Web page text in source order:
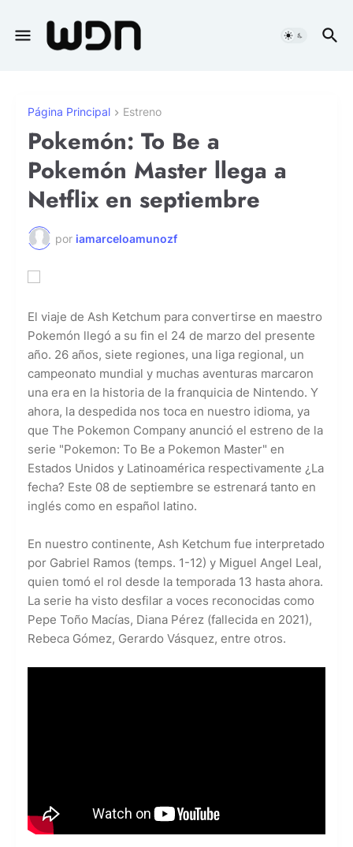
Página Principal Estreno
Pokemón: To Be a
Pokemón Master llega a
Netflix en septiembre
por iamarceloamunozf
El viaje de Ash Ketchum para convertirse en maestro
Pokemón llegó a su fin el 24 de marzo del presente
año. 26 años, siete regiones, una liga regional, un
campeonato mundial y muchas aventuras marcaron
una era en la historia de la franquicia de Nintendo. Y
ahora, la despedida nos toca en nuestro idioma, ya
que The Pokemon Company anunció el estreno de la
serie "Pokemon: To Be a Pokemon Master" en
Estados Unidos y Latinoamérica respectivamente ¿La
fecha? Este 08 de septiembre se estrenará tanto en
inglés como en español latino.
En nuestro continente, Ash Ketchum fue interpretado
por Gabriel Ramos (temps. 1-12) y Miguel Angel Leal,
quien tomó el rol desde la temporada 13 hasta ahora.
La serie ha visto desfilar a voces reconocidas como
Pepe Toño Macías, Diana Pérez (fallecida en 2021),
Rebeca Gómez, Gerardo Vásquez, entre otros.